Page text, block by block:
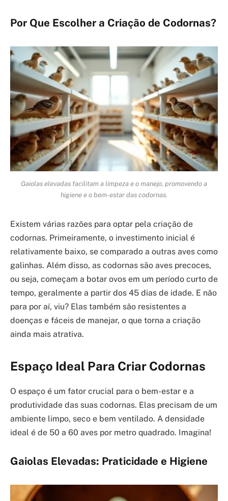
Por Que Escolher a Criação de Codornas?
Gaiolas elevadas facilitam a limpeza e o manejo, promovendo a
higiene e o bem-estar das codornas.
Existem várias razões para optar pela criação de
codornas. Primeiramente, o investimento inicial é
relativamente baixo, se comparado a outras aves como
galinhas. Além disso, as codornas são aves precoces,
ou seja, começam a botar ovos em um período curto de
tempo, geralmente a partir dos 45 dias de idade. E não
para por aí, viu? Elas também são resistentes a
doenças e fáceis de manejar, o que torna a criação
ainda mais atrativa.
Espaço Ideal Para Criar Codornas
O espaço é um fator crucial para o bem-estar e a
produtividade das suas codornas. Elas precisam de um
ambiente limpo, seco e bem ventilado. A densidade
ideal é de 50 a 60 aves por metro quadrado. Imagina!
Gaiolas Elevadas: Praticidade e Higiene